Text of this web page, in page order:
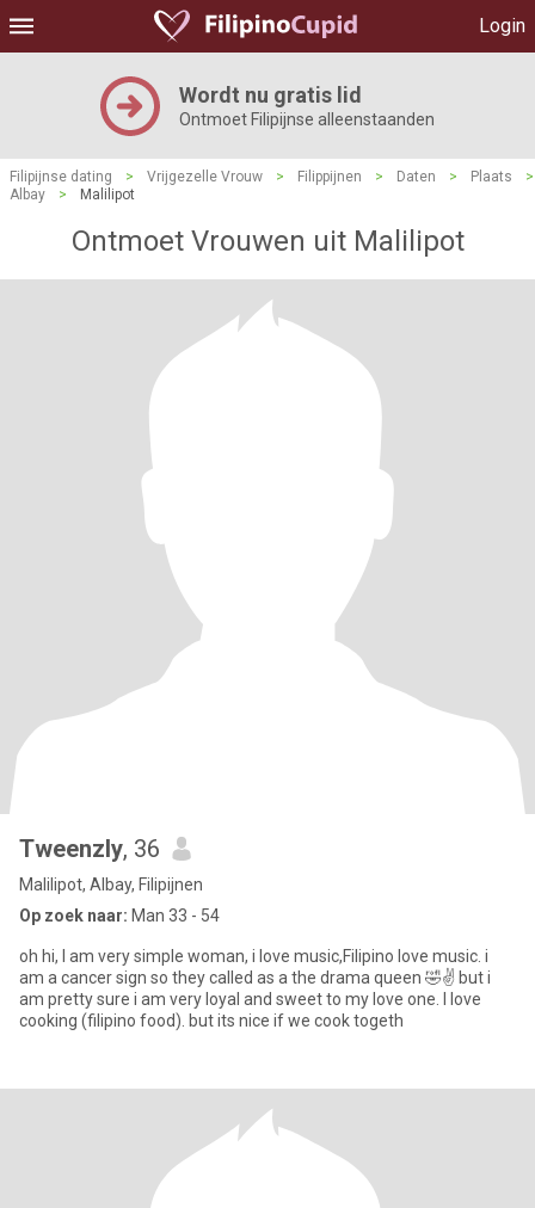
Login
Wordt nu gratis lid
Ontmoet Filipijnse alleenstaanden
Filipijnse dating > Vrijgezelle Vrouw > Filippijnen > Daten > Plaats
>
Albay
> Malilipot
Ontmoet Vrouwen uit Malilipot
Tweenzly, 36
Malilipot, Albay, Filipijnen
Op zoek naar: Man 33 - 54
oh hi, l am very simple woman, i love music,Filipino love music. i
am a cancer sign so they called as a the drama queen 🤣✌️ but i
am pretty sure i am very loyal and sweet to my love one. l love
cooking (filipino food). but its nice if we cook togeth